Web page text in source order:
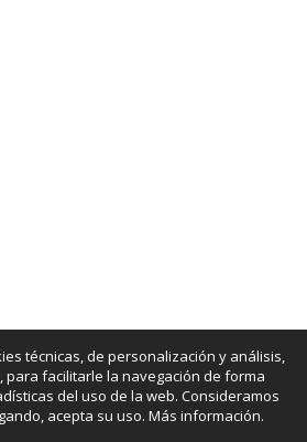
técnicas, de personalización y análisis,
para facilitarle la navegación de forma
del uso de la web. Consideramos
acepta su uso. Más información.